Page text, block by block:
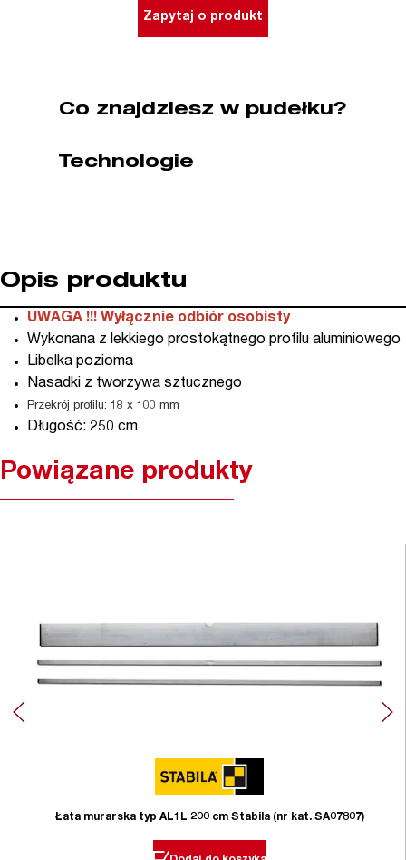
250
SA07820)
Zapytaj o produkt
Co znajdziesz w pudełku?
Technologie
Opis produktu
UWAGA !!! Wyłącznie odbiór osobisty
Wykonana z lekkiego prostokątnego profilu aluminiowego
Libelka pozioma
Nasadki z tworzywa sztucznego
Przekrój profilu: 18 x 100 mm
Długość: 250 cm
Powiązane produkty
Łata murarska typ AL1L 200 cm Stabila (nr kat. SA07807)